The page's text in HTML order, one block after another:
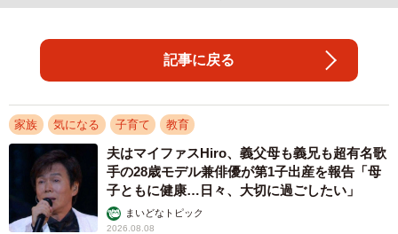
記事に戻る
家族 気になる 子育て 教育
夫はマイファスHiro、義父母も義兄も超有名歌
手の28歳モデル兼俳優が第1子出産を報告「母
子ともに健康…日々、大切に過ごしたい」
まいどなトピック
2026.08.08